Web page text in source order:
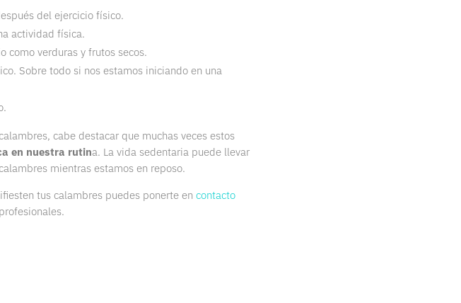
del ejercicio físico.
actividad física.
como verduras y frutos secos.
Sobre todo si nos estamos iniciando en una
cabe destacar que muchas veces estos
en nuestra rutina. La vida sedentaria puede llevar
mientras estamos en reposo.
tus calambres puedes ponerte en contacto